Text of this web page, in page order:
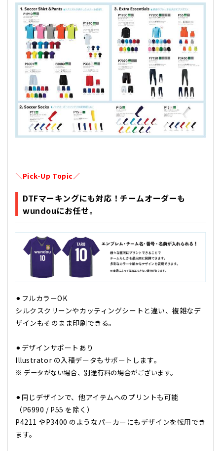
＼Pick-Up Topic／
DTFマーキングにも対応！チームオーダーも
wundouにお任せ。
⚫︎フルカラーOK
シルクスクリーンやカッティングシートと違い、複雑なデ
ザインもそのまま印刷できる。
⚫︎デザインサポートあり
Illustrator の入稿データもサポートします。
※ データがない場合、別途有料の場合がございます。
⚫︎同じデザインで、他アイテムへのプリントも可能
（P6990 / P55 を除く）
P4211 やP3400 のようなパーカーにもデザインを転用でき
ます。